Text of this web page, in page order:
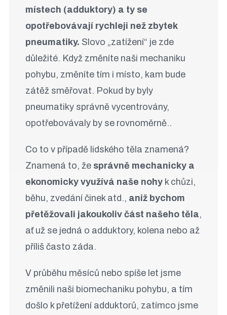
místech (adduktory) a ty se
opotřebovávají rychleji než zbytek
pneumatiky. Slovo „zatížení“ je zde
důležité. Když změníte naši mechaniku
pohybu, změníte tím i místo, kam bude
zátěž směřovat. Pokud by byly
pneumatiky správně vycentrovány,
opotřebovávaly by se rovnoměrně..
Co to v případě lidského těla znamená?
Znamená to, že správně mechanicky a
ekonomicky využívá naše nohyk chůzi,
běhu, zvedání činek atd., aniž bychom
přetěžovali jakoukoliv část našeho těla,
ať už se jedná o adduktory, kolena nebo až
příliš často záda.
V průběhu měsíců nebo spíše let jsme
změnili naši biomechaniku pohybu, a tím
došlo k přetížení adduktorů, zatímco jsme